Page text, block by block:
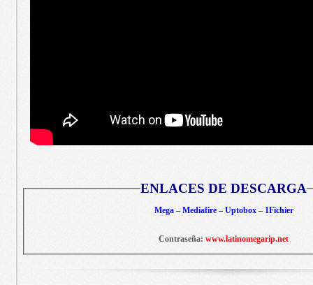
ENLACES DE DESCARGA
Mega – Mediafire – Uptobox – 1Fichier
Contraseña: www.latinomegarip.net